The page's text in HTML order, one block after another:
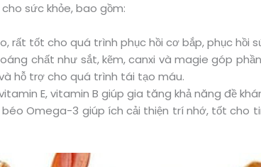
sức khỏe, bao gồm:
rất tốt cho quá trình phục hồi cơ bắp, phục hồi
chất như sắt, kẽm, canxi và magie góp
hỗ trợ cho quá trình tái tạo máu.
E, vitamin B giúp gia tăng khả năng đề
Omega-3 giúp ích cải thiện trí nhớ, tốt cho